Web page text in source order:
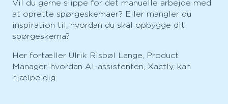
Vil du gerne slippe for det manuelle arbejde med
at oprette spørgeskemaer? Eller mangler du
inspiration til, hvordan du skal opbygge dit
spørgeskema?
Her fortæller Ulrik Risbøl Lange, Product
Manager, hvordan AI-assistenten, Xactly, kan
hjælpe dig.